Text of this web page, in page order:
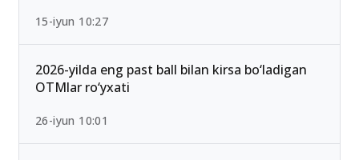
2026/2027 qabulda maksimal ball 189 Bo‘lib
qoldi — Yangi test mezonlari bilan tanishing
15-iyun 10:27
2026-yilda eng past ball bilan kirsa bo‘ladigan
OTMlar ro‘yxati